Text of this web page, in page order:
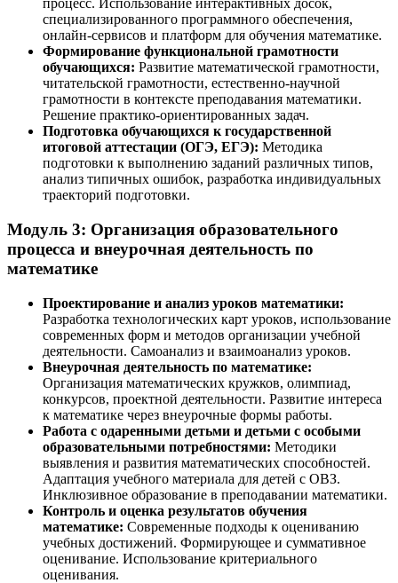
процесс. Использование интерактивных досок,
специализированного программного обеспечения,
онлайн-сервисов и платформ для обучения математике.
Формирование функциональной грамотности
обучающихся: Развитие математической грамотности,
читательской грамотности, естественно-научной
грамотности в контексте преподавания математики.
Решение практико-ориентированных задач.
Подготовка обучающихся к государственной
итоговой аттестации (ОГЭ, ЕГЭ): Методика
подготовки к выполнению заданий различных типов,
анализ типичных ошибок, разработка индивидуальных
траекторий подготовки.
Модуль 3: Организация образовательного
процесса и внеурочная деятельность по
математике
Проектирование и анализ уроков математики:
Разработка технологических карт уроков, использование
современных форм и методов организации учебной
деятельности. Самоанализ и взаимоанализ уроков.
Внеурочная деятельность по математике:
Организация математических кружков, олимпиад,
конкурсов, проектной деятельности. Развитие интереса
к математике через внеурочные формы работы.
Работа с одаренными детьми и детьми с особыми
образовательными потребностями: Методики
выявления и развития математических способностей.
Адаптация учебного материала для детей с ОВЗ.
Инклюзивное образование в преподавании математики.
Контроль и оценка результатов обучения
математике: Современные подходы к оцениванию
учебных достижений. Формирующее и суммативное
оценивание. Использование критериального
оценивания.